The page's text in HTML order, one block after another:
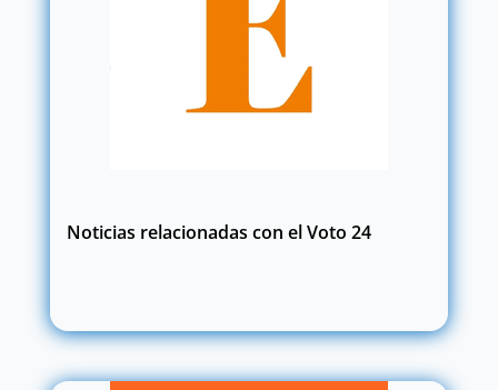
Noticias relacionadas con el Voto 24